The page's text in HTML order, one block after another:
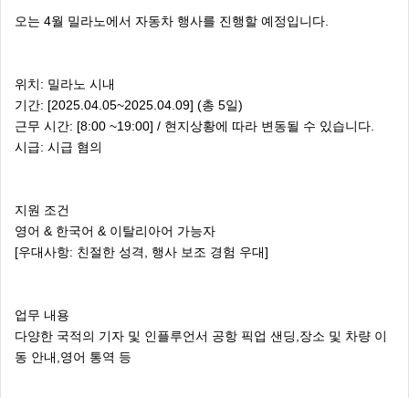
오는 4월 밀라노에서 자동차 행사를 진행할 예정입니다.
위치: 밀라노 시내
기간: [2025.04.05~2025.04.09] (총 5일)
근무 시간: [8:00 ~19:00] / 현지상황에 따라 변동될 수 있습니다.
시급: 시급 혐의
지원 조건
영어 & 한국어 & 이탈리아어 가능자
[우대사항: 친절한 성격, 행사 보조 경험 우대]
업무 내용
다양한 국적의 기자 및 인플루언서 공항 픽업 샌딩,장소 및 차량 이
동 안내,영어 통역 등